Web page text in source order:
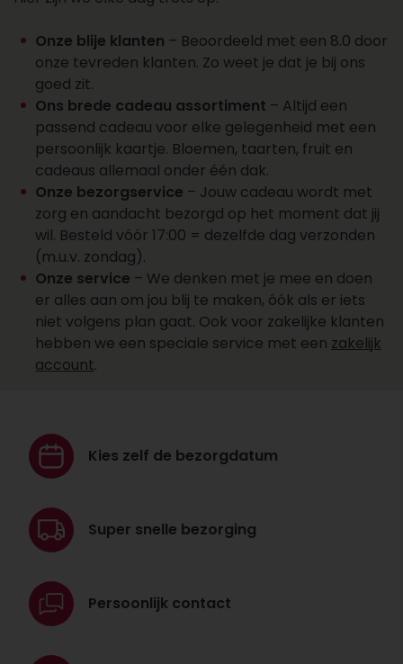
een account aan
Wil je over een week of later een cadeau laten
bezorgen? Dat kan. Zo plan je cadeaus vooruit
en vergeet je ze niet. Kies de juiste datum bij je
bestelling en wij regelen de rest. Wil je een groot
aantal cadeaus laten bezorgen? Onze sales
afdeling staat klaar voor al je cadeaus, offertes,
personalisaties en account aanvragen. Maak
een account aan, vraag online een offerte aan of
neem contact op met ons salesteam voor
vragen over het bezorgen van een cadeau.
Bereik ons op 088 - 110 80 88 of via
sales@topgeschenken.nl.
Onze blije klanten – Beoordeeld met een 8.0 door
onze tevreden klanten. Zo weet je dat je bij ons
goed zit.
Ons brede cadeau assortiment – Altijd een
passend cadeau voor elke gelegenheid met een
persoonlijk kaartje. Bloemen, taarten, fruit en
cadeaus allemaal onder één dak.
Onze bezorgservice – Jouw cadeau wordt met
zorg en aandacht bezorgd op het moment dat jij
wil. Besteld vóór 17:00 = dezelfde dag verzonden
(m.u.v. zondag).
Onze service – We denken met je mee en doen
er alles aan om jou blij te maken, óók als er iets
niet volgens plan gaat. Ook voor zakelijke klanten
hebben we een speciale service met een zakelijk
account.
Kies zelf de bezorgdatum
Super snelle bezorging
Persoonlijk contact